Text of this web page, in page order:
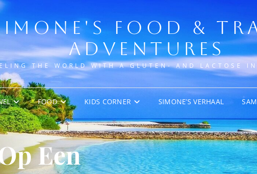
FOOD &
ADVENTURES
THE WORLD WITH A GLUTEN- AND LACTOSE
FOOD KIDS CORNER SIMONE’S VERHAAL
Een